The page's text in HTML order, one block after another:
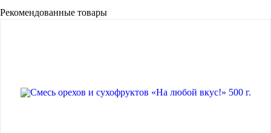
Рекомендованные товары